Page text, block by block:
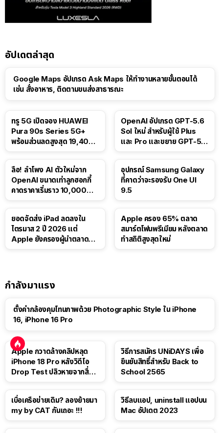
อัปเดตล่าสุด
Google Maps อัปเกรด Ask Maps ให้ทำงานหลายขั้นตอนได้
เช่น สั่งอาหาร, ติดตามขนส่งสาธารณะ
ทรู 5G เปิดจอง HUAWEI
Pura 90s Series 5G+
พร้อมส่วนลดสูงสุด 19,400
OpenAI อัปเกรด GPT-5.6
Sol ใหม่ สำหรับผู้ใช้ Plus
และ Pro และขยาย GPT-5.6
ลือ! ลำโพง AI ตัวใหม่จาก
OpenAI ขนาดเท่าลูกฮอกกี้
คาดราคาเริ่มราว 10,000
อุปกรณ์ Samsung Galaxy
ที่คาดว่าจะรองรับ One UI
9.5
ยอดจัดส่ง iPad ลดลงใน
ไตรมาส 2 ปี 2026 แต่
Apple ยังครองผู้นำตลาด
Apple ครอง 65% ตลาด
สมาร์ตโฟนพรีเมียม หลังตลาด
ทำสถิติสูงสุดใหม่
กำลังมาแรง
ตั้งค่ากล้องคุมโทนภาพด้วย Photographic Style ใน iPhone
16, iPhone 16 Pro
Apple กวาดล้างคลิปหลุด
iPhone 18 Pro หลังวิดีโอ
Drop Test ปลิวหายจากสื่อ
วิธีการสมัคร UNiDAYS เพื่อ
ยืนยันสิทธิ์สำหรับ Back to
School 2565
เบื่อเครือข่ายเดิม? ลองย้ายมา
my by CAT กันเถอะ !!!
วิธีลบแอป, uninstall แอปบน
Mac อัปเดต 2023